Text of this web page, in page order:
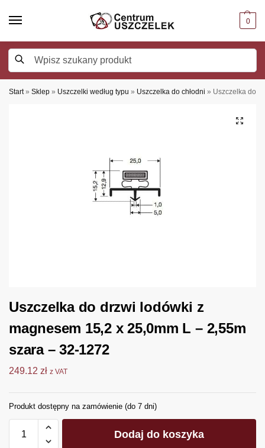
0
Start » Sklep » Uszczelki według typu » Uszczelka do chłodni » Uszczelka do
Uszczelka do drzwi lodówki z
magnesem 15,2 x 25,0mm L – 2,55m
szara – 32-1272
249.12 zł z VAT
Produkt dostępny na zamówienie (do 7 dni)
Dodaj do koszyka